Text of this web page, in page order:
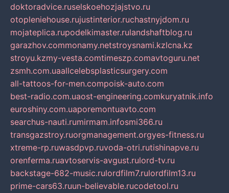
doktoradvice.ruselskoehozjajstvo.ru
otopleniehouse.rujustinterior.ruchastnyjdom.ru
mojateplica.rupodelkimaster.rulandshaftblog.ru
garazhov.commonamy.netstroysnami.kzlcna.kz
stroyu.kzmy-vesta.comtimeszp.comavtoguru.net
zsmh.com.uaallcelebsplasticsurgery.com
all-tattoos-for-men.compoisk-auto.com
best-radio.com.uaost-engineering.comkuryatnik.info
euroshiny.com.uaporemontuavto.com
searchus-nauti.rumirmam.infosmi366.ru
transgazstroy.ruorgmanagement.orgyes-fitness.ru
xtreme-rp.ruwasdpvp.ruvoda-otri.rutishinapve.ru
orenferma.ruavtoservis-avgust.rulord-tv.ru
backstage-682-music.rulordfilm7.rulordfilm13.ru
prime-cars63.ruun-believable.rucodetool.ru